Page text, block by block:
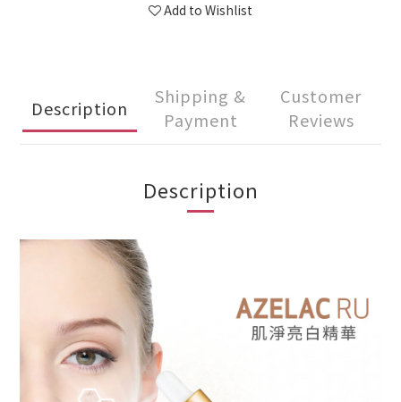
Add to Wishlist
Description
Shipping &
Payment
Customer
Reviews
Description